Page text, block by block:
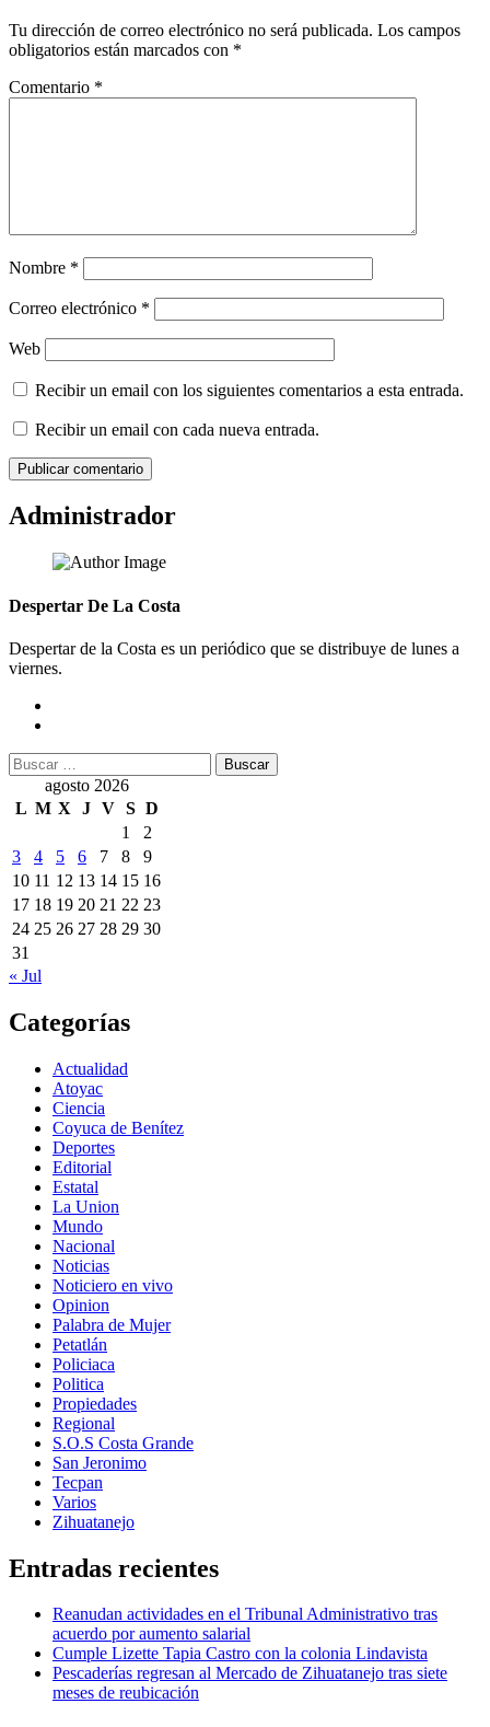
Tu dirección de correo electrónico no será publicada. Los campos
obligatorios están marcados con *
Comentario *
Nombre *
Correo electrónico *
Web
Recibir un email con los siguientes comentarios a esta entrada.
Recibir un email con cada nueva entrada.
Administrador
Despertar De La Costa
Despertar de la Costa es un periódico que se distribuye de lunes a
viernes.
Buscar:
agosto 2026
L M X J V S D
1
2
3
4 5 6 7 8
9
10 11 12 13 14 15 16
17 18 19 20 21 22 23
24 25 26 27 28 29 30
31
« Jul
Categorías
Actualidad
Atoyac
Ciencia
Coyuca de Benítez
Deportes
Editorial
Estatal
La Union
Mundo
Nacional
Noticias
Noticiero en vivo
Opinion
Palabra de Mujer
Petatlán
Policiaca
Politica
Propiedades
Regional
S.O.S Costa Grande
San Jeronimo
Tecpan
Varios
Zihuatanejo
Entradas recientes
Reanudan actividades en el Tribunal Administrativo tras
acuerdo por aumento salarial
Cumple Lizette Tapia Castro con la colonia Lindavista
Pescaderías regresan al Mercado de Zihuatanejo tras siete
meses de reubicación